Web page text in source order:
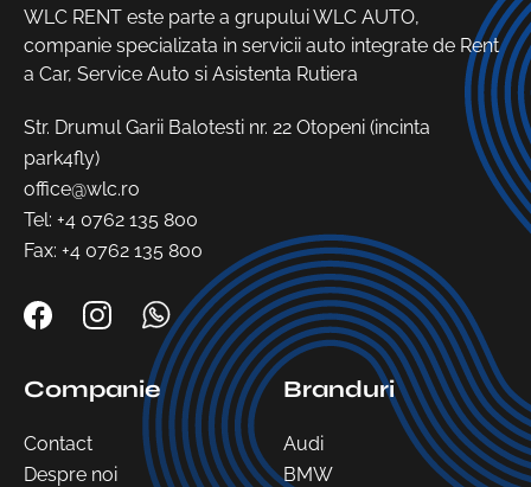
WLC RENT este parte a grupului WLC AUTO,
companie specializata in servicii auto integrate de Rent
a Car, Service Auto si Asistenta Rutiera
Str. Drumul Garii Balotesti nr. 22 Otopeni (incinta
park4fly)
office@wlc.ro
Tel: +4 0762 135 800
Fax: +4 0762 135 800
Companie
Contact
Despre noi
Branduri
Audi
BMW